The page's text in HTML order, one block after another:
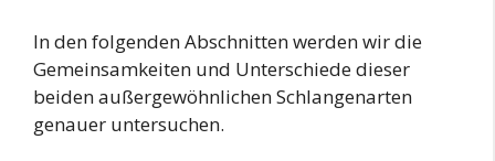
In den folgenden Abschnitten werden wir die
Gemeinsamkeiten und Unterschiede dieser
beiden außergewöhnlichen Schlangenarten
genauer untersuchen.